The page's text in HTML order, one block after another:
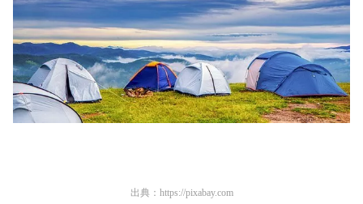
出典： https://pixabay.com